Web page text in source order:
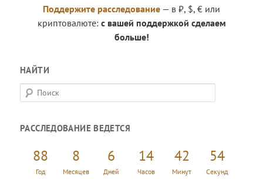
Поддержите расследование — в ₽, $, € или
криптовалюте: с вашей поддержкой сделаем
больше!
НАЙТИ
П
о
с
РАССЛЕДОВАНИЕ ВЕДЕТСЯ
88
Год
8
Месяцев
6
Дней
14
Часов
42
Минут
54
Секунд